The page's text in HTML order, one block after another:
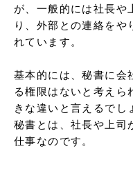
が、一般的には社長や
り、外部との連絡をや
れています。
基本的には、秘書に会
る権限はないと考えら
きな違いと言えるでし
秘書とは、社長や上司
仕事なのです。